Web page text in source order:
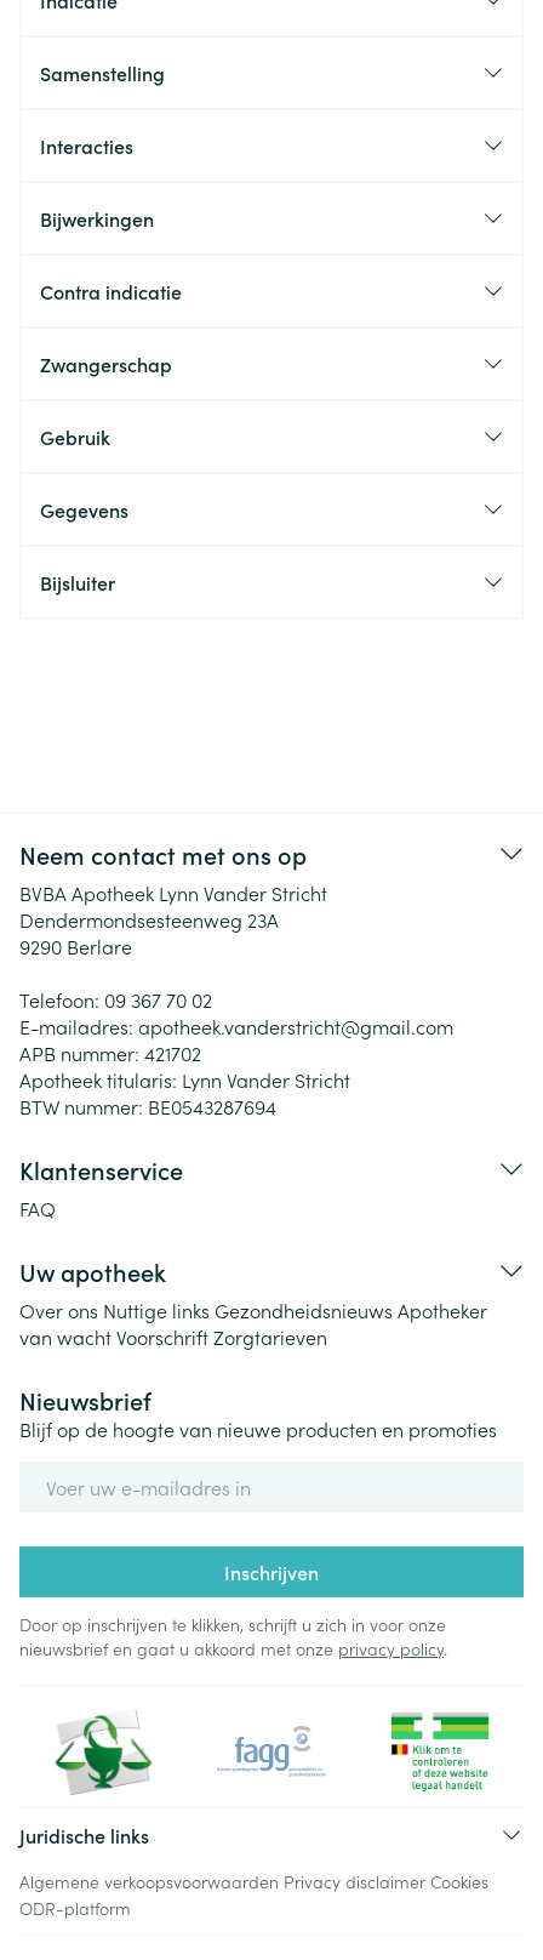
Samenstelling
Interacties
Bijwerkingen
Contra indicatie
Zwangerschap
Gebruik
Gegevens
Bijsluiter
Neem contact met ons op
BVBA Apotheek Lynn Vander Stricht
Dendermondsesteenweg 23A
9290 Berlare
Telefoon: 09 367 70 02
E-mailadres: apotheek.vanderstricht@gmail.com
APB nummer: 421702
Apotheek titularis: Lynn Vander Stricht
BTW nummer: BE0543287694
Klantenservice
FAQ
Uw apotheek
Over ons Nuttige links Gezondheidsnieuws Apotheker
van wachtVoorschriftZorgtarieven
Nieuwsbrief
Blijf op de hoogte van nieuwe producten en promoties
Inschrijven
Door op inschrijven te klikken, schrijft u zich in voor onze
nieuwsbrief en gaat u akkoord met onze privacy policy.
Juridische links
Algemene verkoopsvoorwaarden Privacy disclaimer Cookies
ODR-platform